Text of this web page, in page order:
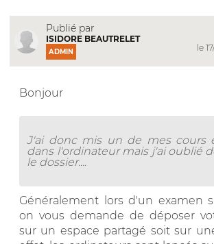
Publié par
ISIDORE BEAUTRELET
ADMIN
le
Bonjour
J'ai donc mis un de mes cours
dans l'ordinateur mais j'ai oublié
le dossier....
Généralement lors d'un examen
on vous demande de déposer
sur un espace partagé soit sur